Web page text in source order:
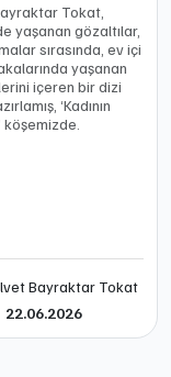
Tokat,
yaşanan gözaltılar,
sırasında, ev içi
yaşanan
içeren bir dizi
‘Kadının
köşemizde.
Bayraktar Tokat
22.06.2026